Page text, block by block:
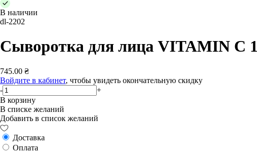
В наличии
dl-2202
Сыворотка для лица VITAMIN C
745.00 ₴
Войдите в кабинет, чтобы увидеть окончательную скидку
-
+
В корзину
В списке желаний
Добавить в список желаний
Доставка
Оплата